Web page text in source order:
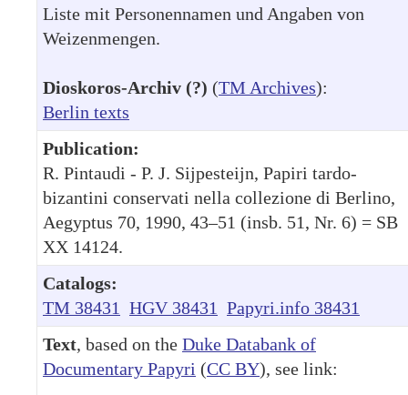
Liste mit Personennamen und Angaben von
Weizenmengen.
Dioskoros-Archiv (?) (TM Archives):
Berlin texts
Publication:
R. Pintaudi - P. J. Sijpesteijn, Papiri tardo-
bizantini conservati nella collezione di Berlino,
Aegyptus 70, 1990, 43–51 (insb. 51, Nr. 6) = SB
XX 14124.
Catalogs:
TM 38431 HGV 38431 Papyri.info 38431
Text, based on the Duke Databank of
Documentary Papyri (CC BY), see link: